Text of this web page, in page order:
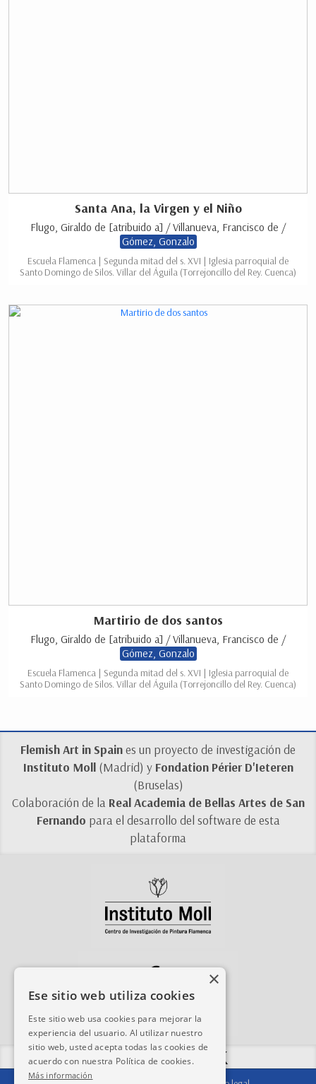
Santa Ana, la Virgen y el Niño
Flugo, Giraldo de [atribuido a] / Villanueva, Francisco de /
Gómez, Gonzalo
Escuela Flamenca | Segunda mitad del s. XVI | Iglesia parroquial de
Santo Domingo de Silos. Villar del Águila (Torrejoncillo del Rey. Cuenca)
Martirio de dos santos
Flugo, Giraldo de [atribuido a] / Villanueva, Francisco de /
Gómez, Gonzalo
Escuela Flamenca | Segunda mitad del s. XVI | Iglesia parroquial de
Santo Domingo de Silos. Villar del Águila (Torrejoncillo del Rey. Cuenca)
Flemish Art in Spaines un proyecto de investigación de
Instituto Moll(Madrid) y Fondation Périer D'Ieteren
(Bruselas)
Colaboración de la Real Academia de Bellas Artes de San
Fernando para el desarrollo del software de esta
plataforma
Compartir esta web:
×
Ese sitio web utiliza cookies
Este sitio web usa cookies para mejorar la
experiencia del usuario. Al utilizar nuestro
sitio web, usted acepta todas las cookies de
acuerdo con nuestra Política de cookies.
Más información